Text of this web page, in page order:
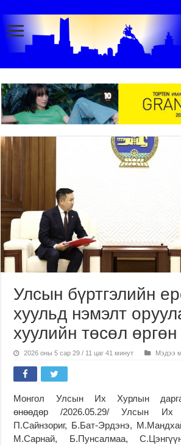
Улсын бүртгэлийн
хуульд нэмэлт
хуулийн төсөл
2026 оны 5 сар 29 / 11 цаг 41 минут Мэдээ
Монгол Улсын Их Хурлын дарга
өнөөдөр /2026.05.29/ Улсын Их
П.Сайнзориг, Б.Бат-Эрдэнэ,
М.Сарнай, Б.Пунсалмаа,